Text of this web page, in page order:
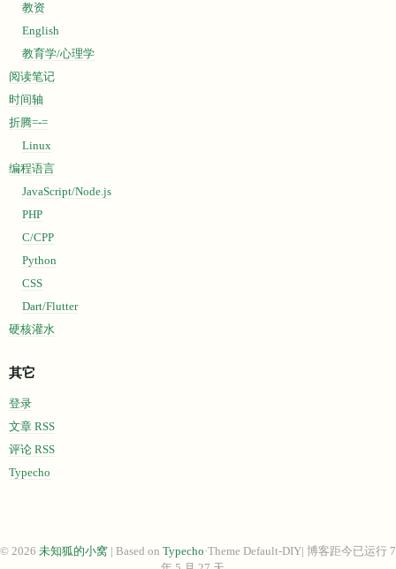
教资
English
教育学/心理学
阅读笔记
时间轴
折腾=-=
Linux
编程语言
JavaScript/Node.js
PHP
C/CPP
Python
CSS
Dart/Flutter
硬核灌水
其它
登录
文章 RSS
评论 RSS
Typecho
© 2026 未知狐的小窝 | Based on Typecho·Theme Default-DIY| 博客距今已运行 7